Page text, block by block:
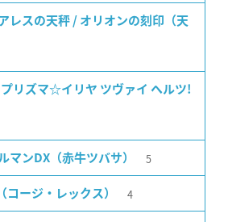
レスの天秤 / オリオンの刻印（天
リズマ☆イリヤ ツヴァイ ヘルツ!
マンDX（赤牛ツバサ） 5
コージ・レックス） 4